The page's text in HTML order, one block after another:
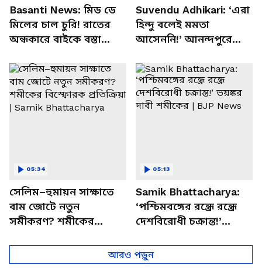
Basanti News: মিড ডে
মিলের চাল চুরি! রাতের
অন্ধকারে বাইকে বস্তা
চত্বরে তাণ্ডব
Suvendu Adhikari: ‘এরা
হিন্দু বলেই মমতা
আসেননি!’ আনন্দপুরে
খোলসা করলেন শুভেন্দু
সেলিম–হুমায়ন সাক্ষাতে
বাম জোটে নতুন
সমীকরণ? শমীকের
Samik Bhattacharya
05:34
Samik Bhattacharya:
‘পশ্চিমবঙ্গের রন্ধ্রে রন্ধ্রে
দেশবিরোধী চক্রান্ত!’
BJP News
05:13
আরও পড়ুন